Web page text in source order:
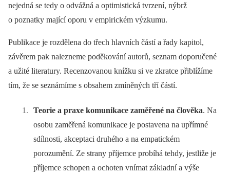
nejedná se tedy o odvážná a optimistická tvrzení, nýbrž
o poznatky mající oporu v empirickém výzkumu.
Publikace je rozdělena do třech hlavních částí a řady kapitol,
závěrem pak nalezneme poděkování autorů, seznam doporučené
a užité literatury. Recenzovanou knížku si ve zkratce přiblížíme
tím, že se seznámíme s obsahem zmíněných tří částí.
Teorie a praxe komunikace zaměřené na člověka. Na
osobu zaměřená komunikace je postavena na upřímné
sdílnosti, akceptaci druhého a na empatickém
porozumění. Ze strany příjemce probíhá tehdy, jestliže je
příjemce schopen a ochoten vnímat základní a výše